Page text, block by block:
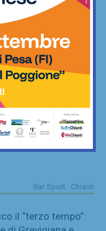
Bar Sport...Chianti
il “terzo tempo”: